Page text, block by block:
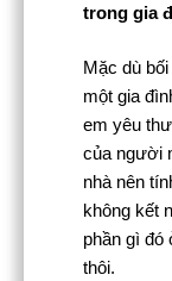
trong gia
Mặc dù
một gia
em yêu
của người
nhà nên
không kết
phần gì đó
thôi.